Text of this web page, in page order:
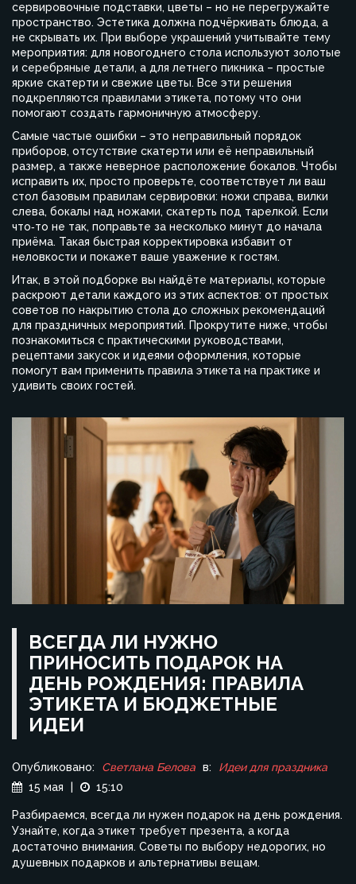
сервировочные подставки, цветы – но не перегружайте
пространство. Эстетика должна подчёркивать блюда, а
не скрывать их. При выборе украшений учитывайте тему
мероприятия: для новогоднего стола используют золотые
и серебряные детали, а для летнего пикника – простые
яркие скатерти и свежие цветы. Все эти решения
подкрепляются правилами этикета, потому что они
помогают создать гармоничную атмосферу.
Самые частые ошибки – это неправильный порядок
приборов, отсутствие скатерти или её неправильный
размер, а также неверное расположение бокалов. Чтобы
исправить их, просто проверьте, соответствует ли ваш
стол базовым правилам сервировки: ножи справа, вилки
слева, бокалы над ножами, скатерть под тарелкой. Если
что‑то не так, поправьте за несколько минут до начала
приёма. Такая быстрая корректировка избавит от
неловкости и покажет ваше уважение к гостям.
Итак, в этой подборке вы найдёте материалы, которые
раскроют детали каждого из этих аспектов: от простых
советов по накрытию стола до сложных рекомендаций
для праздничных мероприятий. Прокрутите ниже, чтобы
познакомиться с практическими руководствами,
рецептами закусок и идеями оформления, которые
помогут вам применить правила этикета на практике и
удивить своих гостей.
ВСЕГДА ЛИ НУЖНО
ПРИНОСИТЬ ПОДАРОК НА
ДЕНЬ РОЖДЕНИЯ: ПРАВИЛА
ЭТИКЕТА И БЮДЖЕТНЫЕ
ИДЕИ
Опубликовано: Светлана Белова в:
Идеи для праздника
15 мая
15:10
Разбираемся, всегда ли нужен подарок на день рождения.
Узнайте, когда этикет требует презента, а когда
достаточно внимания. Советы по выбору недорогих, но
душевных подарков и альтернативы вещам.